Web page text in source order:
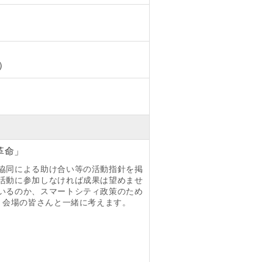
」
同による助け合い等の活動指針を掲
動に参加しなければ成果は望めませ
るのか、スマートシティ政策のため
場の皆さんと一緒に考えます。